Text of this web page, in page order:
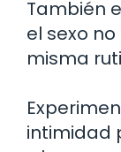
También
el sexo
misma
intimidad